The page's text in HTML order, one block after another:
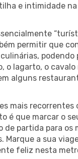
e intimidade
permitir que
podendo
o lagarto, o
alguns
mais recorrentes
é que marcar o
de partida para os
Marque a sua
feliz nesta